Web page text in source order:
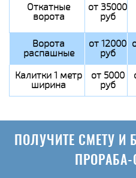
Откатные
ворота
от 35000
руб
Ворота
распашные
от 12000
руб
Калитки 1 метр
ширина
от 5000
руб
ПОЛУЧИТЕ СМЕТУ